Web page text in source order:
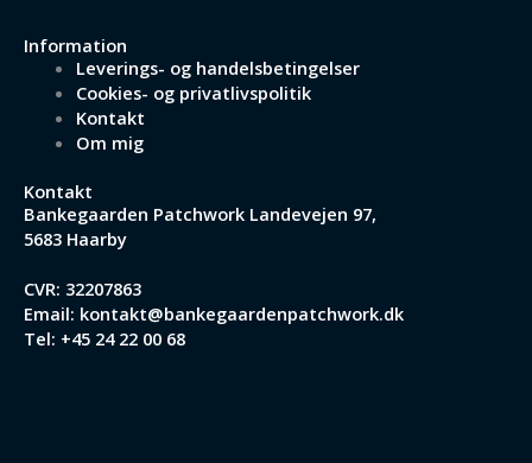
Information
Leverings- og handelsbetingelser
Cookies- og privatlivspolitik
Kontakt
Om mig
Kontakt
Bankegaarden Patchwork Landevejen 97,
5683 Haarby
CVR: 32207863
Email: kontakt@bankegaardenpatchwork.dk
Tel: +45 24 22 00 68